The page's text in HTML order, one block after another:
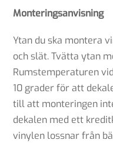
Monteringsanvisning
Ytan du ska montera
och slät. Tvätta ytan
Rumstemperaturen
10 grader för att
till att monteringen
dekalen med ett
vinylen lossnar från